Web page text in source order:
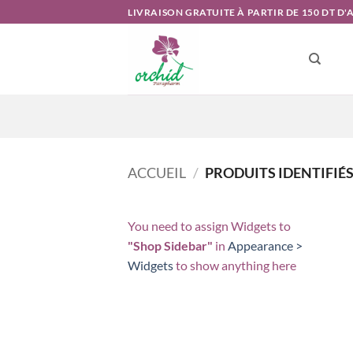
au
LIVRAISON GRATUITE À PARTIR DE 150 DT
ACCUEIL / PRODUITS
You need to assign Widgets to
"Shop Sidebar" in Appearance >
Widgetsto show anything here